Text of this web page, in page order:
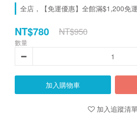
全店，【免運優惠】全館滿$1,200免運
NT$780 NT$950
數量
加入購物車
加入追蹤清